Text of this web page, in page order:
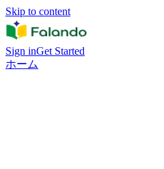
Skip to content
Sign inGet Started
ホーム